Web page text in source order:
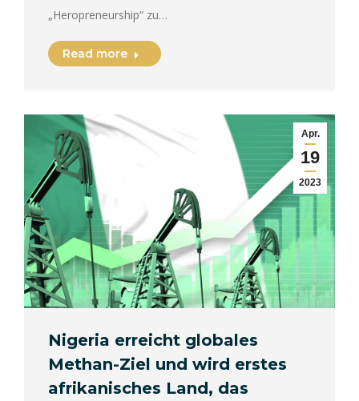
„Heropreneurship“ zu…
Read more
Apr.
19
2023
Nigeria erreicht globales
Methan-Ziel und wird erstes
afrikanisches Land, das